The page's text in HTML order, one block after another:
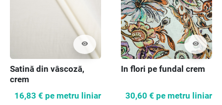
visibility
Satină din vâscoză,
crem
16,83 € pe metru liniar
visibility
In flori pe fundal crem
30,60 € pe metru liniar